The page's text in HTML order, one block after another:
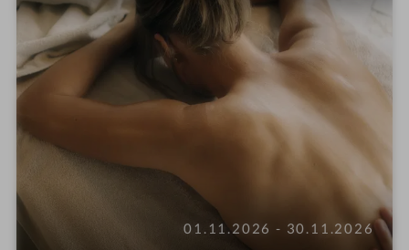
01.11.2026 - 30.11.2026